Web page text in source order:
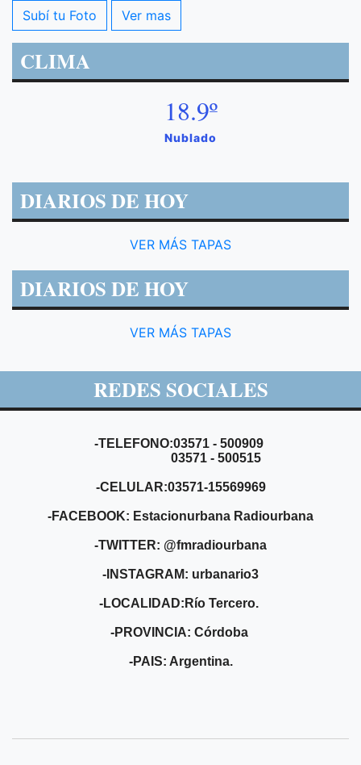
Subí tu Foto Ver mas
CLIMA
18.9º
Nublado
DIARIOS DE HOY
VER MÁS TAPAS
DIARIOS DE HOY
VER MÁS TAPAS
REDES SOCIALES
-TELEFONO:03571 - 500909
03571 - 500515
-CELULAR:03571-15569969
-FACEBOOK: Estacionurbana Radiourbana
-TWITTER: @fmradiourbana
-INSTAGRAM: urbanario3
-LOCALIDAD:Río Tercero.
-PROVINCIA: Córdoba
-PAIS: Argentina.